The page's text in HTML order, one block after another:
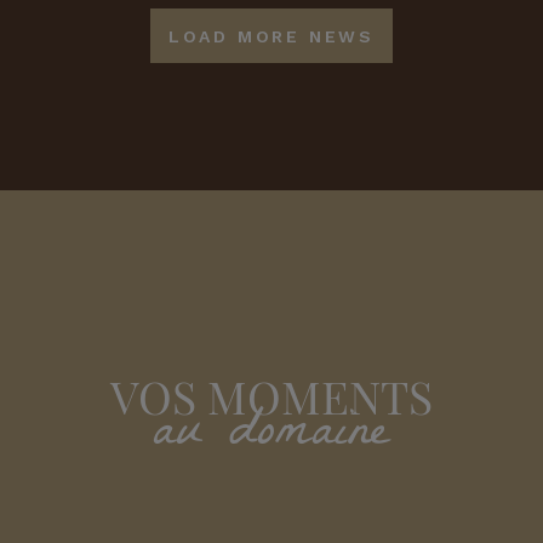
LOAD MORE NEWS
VOS MOMENTS
au domaine